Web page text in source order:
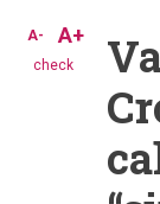
check
A- A+